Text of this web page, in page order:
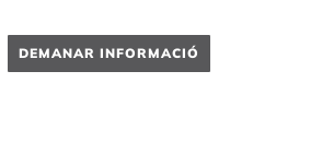
DEMANAR INFORMACIÓ